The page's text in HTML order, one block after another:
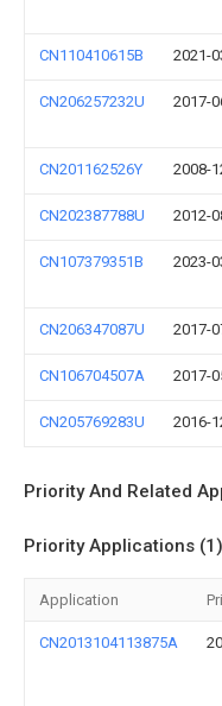
CN110410615B 2021-
CN206257232U 2017-
CN201162526Y 2008-
CN202387788U 2012-
CN107379351B 2023-
CN206347087U 2017-
CN106704507A 2017-
CN205769283U 2016-
Priority And Related
Priority Applications (1)
Application
CN2013104113875A